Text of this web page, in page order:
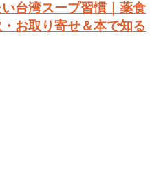
台湾スープ習慣｜薬食
お取り寄せ＆本で知る